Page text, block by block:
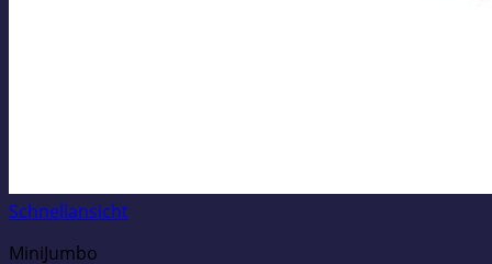
Schnellansicht
MiniJumbo